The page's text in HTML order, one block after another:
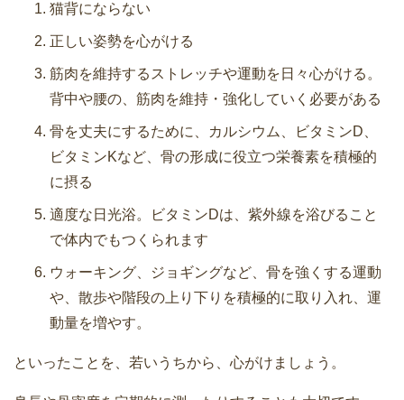
猫背にならない
正しい姿勢を心がける
筋肉を維持するストレッチや運動を日々心がける。
背中や腰の、筋肉を維持・強化していく必要がある
骨を丈夫にするために、カルシウム、ビタミンD、
ビタミンKなど、骨の形成に役立つ栄養素を積極的
に摂る
適度な日光浴。ビタミンDは、紫外線を浴びること
で体内でもつくられます
ウォーキング、ジョギングなど、骨を強くする運動
や、散歩や階段の上り下りを積極的に取り入れ、運
動量を増やす。
といったことを、若いうちから、心がけましょう。